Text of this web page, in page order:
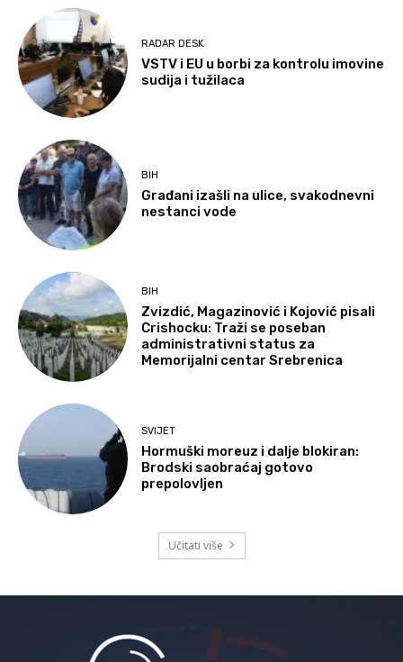
RADAR DESK
VSTV i EU u borbi za kontrolu imovine
sudija i tužilaca
BIH
Građani izašli na ulice, svakodnevni
nestanci vode
BIH
Zvizdić, Magazinović i Kojović pisali
Crishocku: Traži se poseban
administrativni status za
Memorijalni centar Srebrenica
SVIJET
Hormuški moreuz i dalje blokiran:
Brodski saobraćaj gotovo
prepolovljen
Učitati više